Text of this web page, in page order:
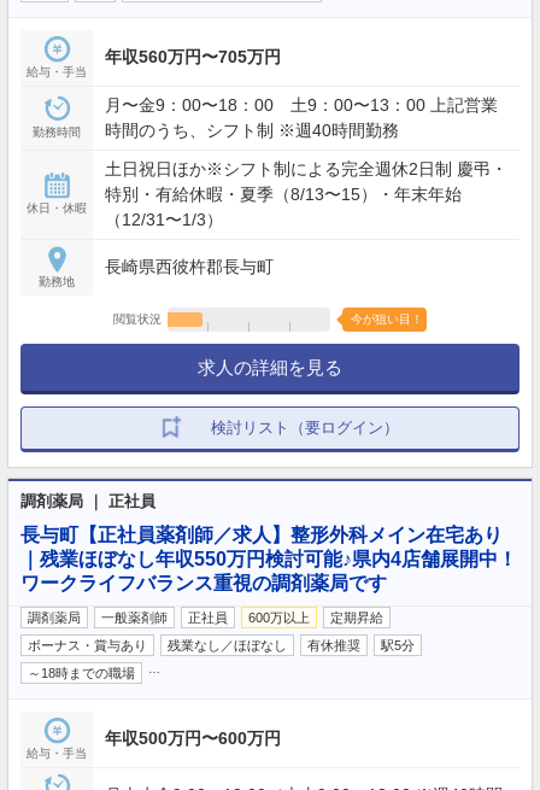
給与・手当
年収560万円〜705万円
勤務時間
月〜金9：00〜18：00 土9：00〜13：00 上記営業
時間のうち、シフト制 ※週40時間勤務
休日・休暇
土日祝日ほか※シフト制による完全週休2日制 慶弔・
特別・有給休暇・夏季（8/13〜15）・年末年始
（12/31〜1/3）
勤務地
長崎県西彼杵郡長与町
閲覧状況 今が狙い目！
求人の詳細を見る
検討リスト（要ログイン）
調剤薬局 ｜ 正社員
長与町【正社員薬剤師／求人】整形外科メイン在宅あり
｜残業ほぼなし年収550万円検討可能♪県内4店舗展開中！
ワークライフバランス重視の調剤薬局です
調剤薬局 一般薬剤師 正社員 600万以上
定期昇給
ボーナス・賞与あり
残業なし／ほぼなし 有休推奨
駅5分
～18時までの職場
給与・手当
年収500万円〜600万円